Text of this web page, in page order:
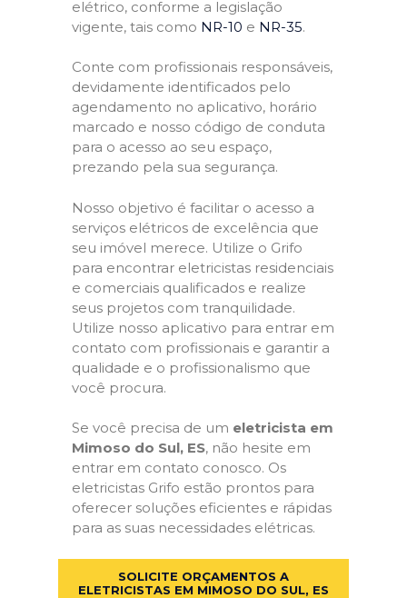
elétrico, conforme a legislação
vigente, tais como NR-10 e NR-35.
Conte com profissionais responsáveis,
devidamente identificados pelo
agendamento no aplicativo, horário
marcado e nosso código de conduta
para o acesso ao seu espaço,
prezando pela sua segurança.
Nosso objetivo é facilitar o acesso a
serviços elétricos de excelência que
seu imóvel merece. Utilize o Grifo
para encontrar eletricistas residenciais
e comerciais qualificados e realize
seus projetos com tranquilidade.
Utilize nosso aplicativo para entrar em
contato com profissionais e garantir a
qualidade e o profissionalismo que
você procura.
Se você precisa de um eletricista em
Mimoso do Sul, ES, não hesite em
entrar em contato conosco. Os
eletricistas Grifo estão prontos para
oferecer soluções eficientes e rápidas
para as suas necessidades elétricas.
SOLICITE ORÇAMENTOS A
ELETRICISTAS EM MIMOSO DO SUL, ES